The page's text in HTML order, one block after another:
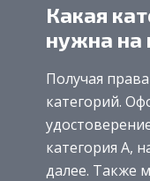
Какая
нужна на
Получая
категорий.
категория А,
далее. Также